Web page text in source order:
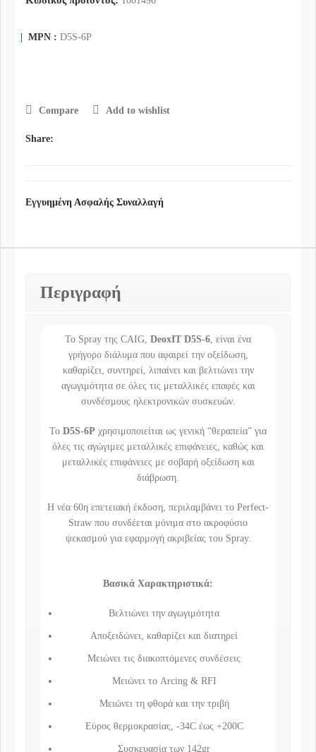
MPN : D5S-6P
Compare Add to wishlist
Share:
Εγγυημένη Ασφαλής Συναλλαγή
Περιγραφή
Το Spray της CAIG, DeoxIT D5S-6, είναι ένα
γρήγορο διάλυμα που αφαιρεί την οξείδωση,
καθαρίζει, συντηρεί, λιπαίνει και βελτιώνει την
αγωγιμότητα σε όλες τις μεταλλικές επαφές και
συνδέσμους ηλεκτρονικών συσκευών.
Το D5S-6P χρησιμοποιείται ως γενική “θεραπεία” για
όλες τις αγώγιμες μεταλλικές επιφάνειες, καθώς και
μεταλλικές επιφάνειες με σοβαρή οξείδωση και
διάβρωση.
Η νέα 60η επετειακή έκδοση, περιλαμβάνει το Perfect-
Straw που συνδέεται μόνιμα στο ακροφύσιο
ψεκασμού για εφαρμογή ακριβείας του Spray.
Βασικά Χαρακτηριστικά:
Βελτιώνει την αγωγιμότητα
Αποξειδώνει, καθαρίζει και διατηρεί
Μειώνει τις διακοπτόμενες συνδέσεις
Μειώνει το Arcing & RFI
Μειώνει τη φθορά και την τριβή
Εύρος θερμοκρασίας, -34C έως +200C
Συσκευασία των 142gr